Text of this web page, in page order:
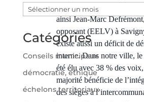
cet EPT n’a rien simplifié,
ainsi Jean-Marc
opposant (EELV) à
existe aussi un déficit de
interne. Dans notre ville, le
été élu avec 38 % des voix,
majorité bénéficie de
des sièges à
Archives
Catégories
Conseils municipaux
démocratie, éthique
échelons territoriaux